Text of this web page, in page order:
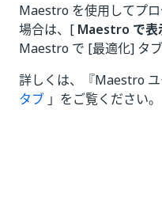
Maestro を使用してプ
場合は、[ Maestro で表
Maestro で [最適化] タ
詳しくは、『Maestro
タブ 」をご覧ください。